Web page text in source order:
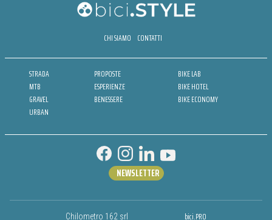
CHI SIAMO CONTATTI
STRADA
MTB
GRAVEL
URBAN
PROPOSTE
ESPERIENZE
BENESSERE
BIKE LAB
BIKE HOTEL
BIKE ECONOMY
Chilometro 162 srl bici.PRO
NEWSLETTER